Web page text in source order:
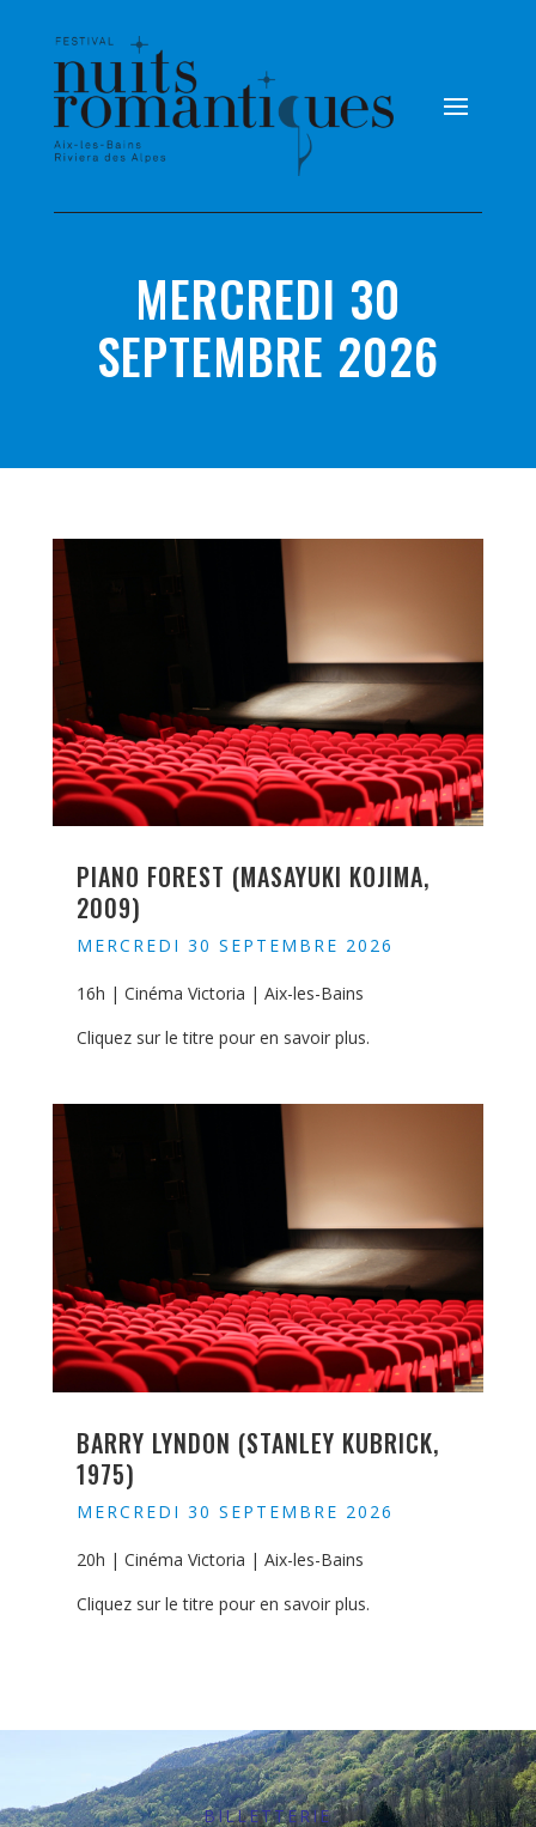
MERCREDI 30
SEPTEMBRE 2026
PIANO FOREST (MASAYUKI KOJIMA,
2009)
MERCREDI 30 SEPTEMBRE 2026
16h | Cinéma Victoria | Aix-les-Bains
Cliquez sur le titre pour en savoir plus.
BARRY LYNDON (STANLEY KUBRICK,
1975)
MERCREDI 30 SEPTEMBRE 2026
20h | Cinéma Victoria | Aix-les-Bains
Cliquez sur le titre pour en savoir plus.
BILLETTERIE